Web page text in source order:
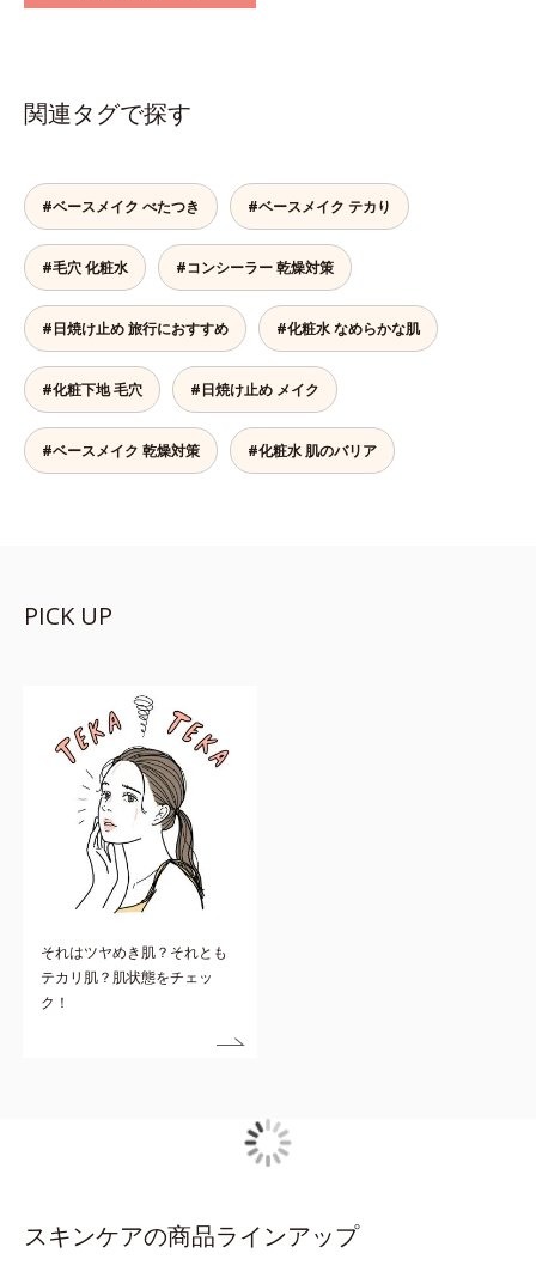
関連タグで探す
#ベースメイク べたつき #ベースメイク テカり
#毛穴 化粧水 #コンシーラー 乾燥対策
#日焼け止め 旅行におすすめ #化粧水 なめらかな肌
#化粧下地 毛穴 #日焼け止め メイク
#ベースメイク 乾燥対策 #化粧水 肌のバリア
PICK UP
それはツヤめき肌？それとも
テカリ肌？肌状態をチェッ
ク！
スキンケアの商品ラインアップ